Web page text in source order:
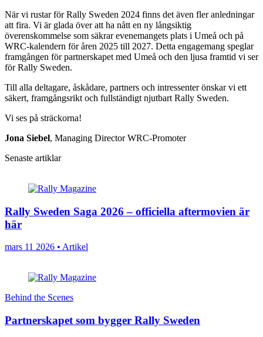
När vi rustar för Rally Sweden 2024 finns det även fler anledningar
att fira. Vi är glada över att ha nått en ny långsiktig
överenskommelse som säkrar evenemangets plats i Umeå och på
WRC-kalendern för åren 2025 till 2027. Detta engagemang speglar
framgången för partnerskapet med Umeå och den ljusa framtid vi ser
för Rally Sweden.
Till alla deltagare, åskådare, partners och intressenter önskar vi ett
säkert, framgångsrikt och fullständigt njutbart Rally Sweden.
Vi ses på sträckorna!
Jona Siebel, Managing Director WRC-Promoter
Senaste artiklar
Rally Sweden Saga 2026 – officiella aftermovien är
här
mars 11 2026 • Artikel
Behind the Scenes
Partnerskapet som bygger Rally Sweden